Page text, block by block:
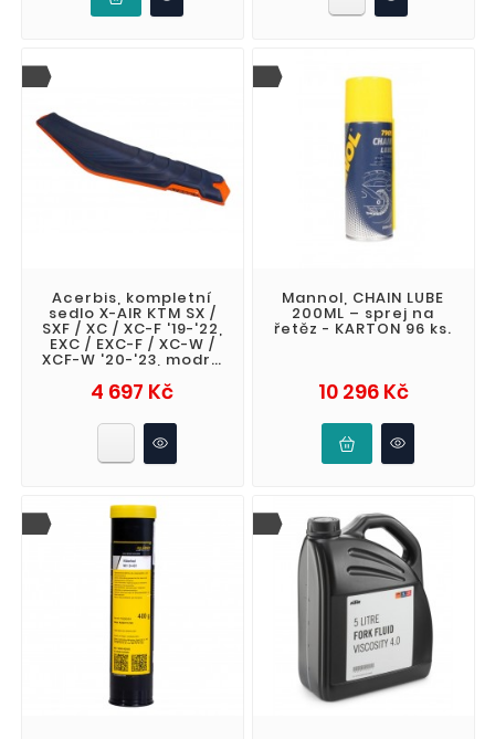
Acerbis, kompletní
sedlo X-AIR KTM SX /
SXF / XC / XC-F '19-'22,
EXC / EXC-F / XC-W /
XCF-W '20-'23, modrá
4 697 KčCena
Mannol, CHAIN LUBE
200ML – sprej na
řetěz - KARTON 96 ks.
10 296 KčCena